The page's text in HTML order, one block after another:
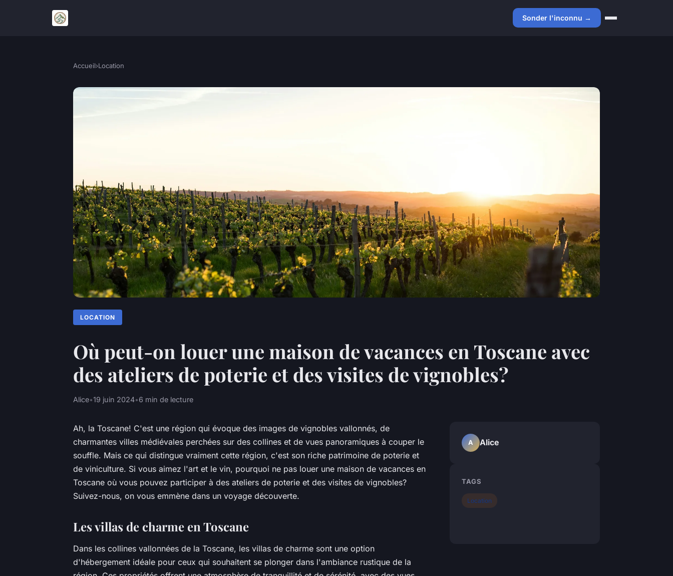
Sonder l'inconnu →
Accueil›Location
LOCATION
Où peut-on louer une maison de vacances en Toscane avec
des ateliers de poterie et des visites de vignobles?
Alice•19 juin 2024•6 min de lecture
Ah, la Toscane! C'est une région qui évoque des images de vignobles vallonnés, de
charmantes villes médiévales perchées sur des collines et de vues panoramiques à couper le
souffle. Mais ce qui distingue vraiment cette région, c'est son riche patrimoine de poterie et
de viniculture. Si vous aimez l'art et le vin, pourquoi ne pas louer une maison de vacances en
Toscane où vous pouvez participer à des ateliers de poterie et des visites de vignobles?
Suivez-nous, on vous emmène dans un voyage découverte.
Les villas de charme en Toscane
Dans les collines vallonnées de la Toscane, les villas de charme sont une option
d'hébergement idéale pour ceux qui souhaitent se plonger dans l'ambiance rustique de la
A Alice
TAGS
Location